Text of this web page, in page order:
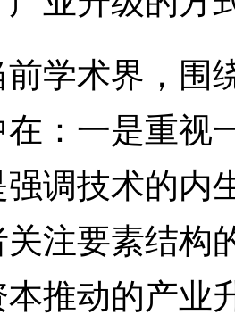
术界，围
：一是重视
调技术的内
注要素结构
推动的产业